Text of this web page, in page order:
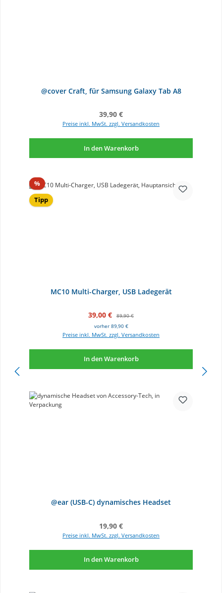
@cover Craft, für Samsung Galaxy Tab A8
Regulärer Preis:
39,90 €
Preise inkl. MwSt. zzgl. Versandkosten
In den Warenkorb
%Rabatt
Tipp
MC10 Multi-Charger, USB Ladegerät
Verkaufspreis:
39,00 € Regulärer Preis:
89,90 €
vorher 89,90 €
Preise inkl. MwSt. zzgl. Versandkosten
In den Warenkorb
@ear (USB-C) dynamisches Headset
Regulärer Preis:
19,90 €
Preise inkl. MwSt. zzgl. Versandkosten
In den Warenkorb